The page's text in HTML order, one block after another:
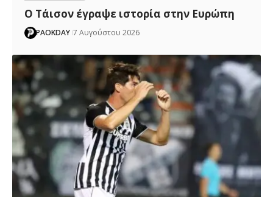
Ο Τάισον έγραψε ιστορία στην Ευρώπη
PAOKDAY 7 Αυγούστου 2026